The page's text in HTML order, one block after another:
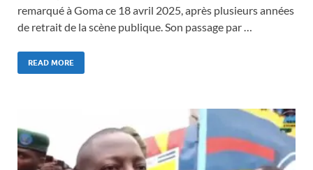
remarqué à Goma ce 18 avril 2025, après plusieurs années
de retrait de la scène publique. Son passage par …
READ MORE